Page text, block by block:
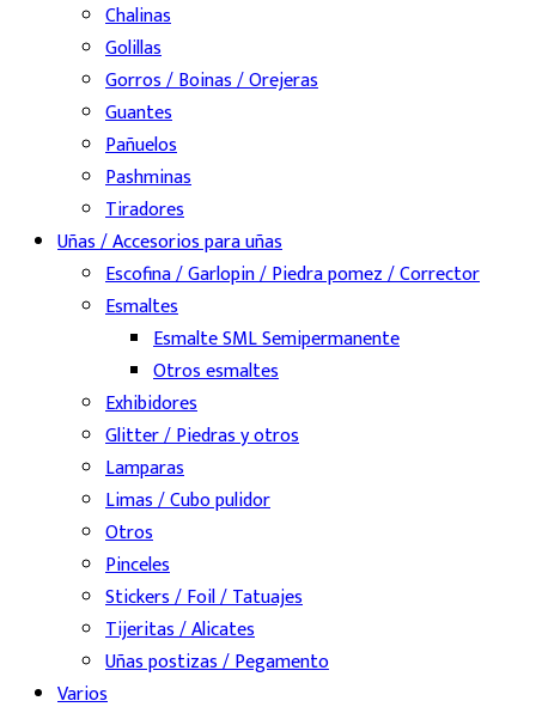
Chalinas
Golillas
Gorros / Boinas / Orejeras
Guantes
Pañuelos
Pashminas
Tiradores
Uñas / Accesorios para uñas
Escofina / Garlopin / Piedra pomez / Corrector
Esmaltes
Esmalte SML Semipermanente
Otros esmaltes
Exhibidores
Glitter / Piedras y otros
Lamparas
Limas / Cubo pulidor
Otros
Pinceles
Stickers / Foil / Tatuajes
Tijeritas / Alicates
Uñas postizas / Pegamento
Varios